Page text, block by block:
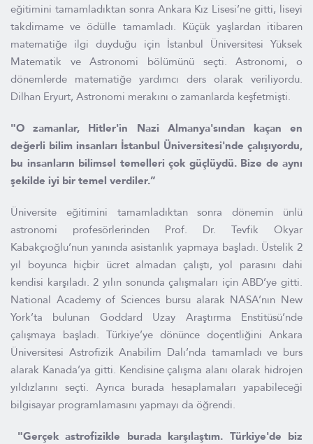
eğitimini tamamladıktan sonra Ankara Kız Lisesi’ne gitti, liseyi
takdirname ve ödülle tamamladı. Küçük yaşlardan itibaren
matematiğe ilgi duyduğu için İstanbul Üniversitesi Yüksek
Matematik ve Astronomi bölümünü seçti. Astronomi, o
dönemlerde matematiğe yardımcı ders olarak veriliyordu.
Dilhan Eryurt, Astronomi merakını o zamanlarda keşfetmişti.
"O zamanlar, Hitler'in Nazi Almanya'sından kaçan en
değerli bilim insanları İstanbul Üniversitesi'nde çalışıyordu,
bu insanların bilimsel temelleri çok güçlüydü. Bize de aynı
şekilde iyi bir temel verdiler.”
Üniversite eğitimini tamamladıktan sonra dönemin ünlü
astronomi profesörlerinden Prof. Dr. Tevfik Okyar
Kabakçıoğlu’nun yanında asistanlık yapmaya başladı. Üstelik 2
yıl boyunca hiçbir ücret almadan çalıştı, yol parasını dahi
kendisi karşıladı. 2 yılın sonunda çalışmaları için ABD’ye gitti.
National Academy of Sciences bursu alarak NASA’nın New
York’ta bulunan Goddard Uzay Araştırma Enstitüsü’nde
çalışmaya başladı. Türkiye’ye dönünce doçentliğini Ankara
Üniversitesi Astrofizik Anabilim Dalı’nda tamamladı ve burs
alarak Kanada’ya gitti. Kendisine çalışma alanı olarak hidrojen
yıldızlarını seçti. Ayrıca burada hesaplamaları yapabileceği
bilgisayar programlamasını yapmayı da öğrendi.
"Gerçek astrofizikle burada karşılaştım. Türkiye'de biz